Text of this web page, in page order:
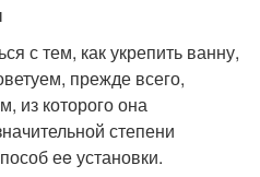
с тем, как укрепить ванну,
прежде всего,
из которого она
степени
еe установки.